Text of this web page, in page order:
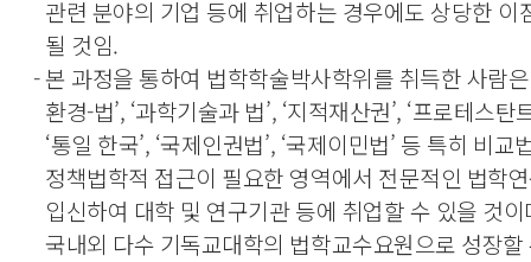
관련 분야의 기업 등에 취업하는 경우에도 상당한 이
될 것임.
- 본 과정을 통하여 법학학술박사학위를 취득한 사람
환경-법’, ‘과학기술과 법’, ‘지적재산권’, ‘프로테스탄
‘통일 한국’, ‘국제인권법’, ‘국제이민법’ 등 특히 비교
정책법학적 접근이 필요한 영역에서 전문적인 법학
입신하여 대학 및 연구기관 등에 취업할 수 있을 것
국내외 다수 기독교대학의 법학교수요원으로 성장